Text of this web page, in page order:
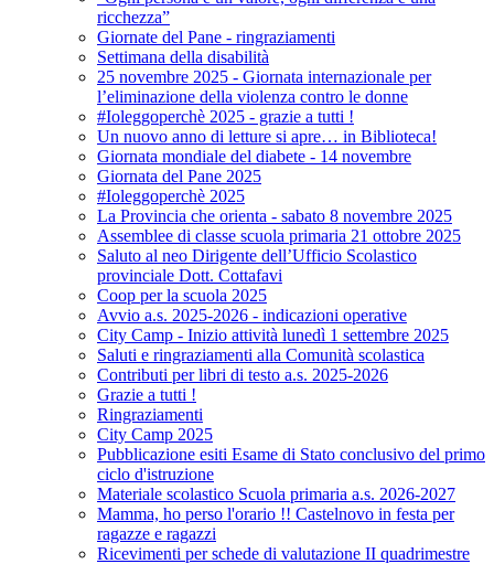
ricchezza”
Giornate del Pane - ringraziamenti
Settimana della disabilità
25 novembre 2025 - Giornata internazionale per
l’eliminazione della violenza contro le donne
#Ioleggoperchè 2025 - grazie a tutti !
Un nuovo anno di letture si apre… in Biblioteca!
Giornata mondiale del diabete - 14 novembre
Giornata del Pane 2025
#Ioleggoperchè 2025
La Provincia che orienta - sabato 8 novembre 2025
Assemblee di classe scuola primaria 21 ottobre 2025
Saluto al neo Dirigente dell’Ufficio Scolastico
provinciale Dott. Cottafavi
Coop per la scuola 2025
Avvio a.s. 2025-2026 - indicazioni operative
City Camp - Inizio attività lunedì 1 settembre 2025
Saluti e ringraziamenti alla Comunità scolastica
Contributi per libri di testo a.s. 2025-2026
Grazie a tutti !
Ringraziamenti
City Camp 2025
Pubblicazione esiti Esame di Stato conclusivo del primo
ciclo d'istruzione
Materiale scolastico Scuola primaria a.s. 2026-2027
Mamma, ho perso l'orario !! Castelnovo in festa per
ragazze e ragazzi
Ricevimenti per schede di valutazione II quadrimestre